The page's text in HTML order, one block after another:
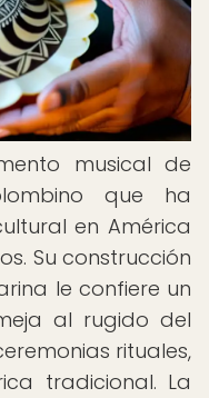
musical de
que ha
en América
Su construcción
le confiere un
al rugido del
rituales,
tradicional. La